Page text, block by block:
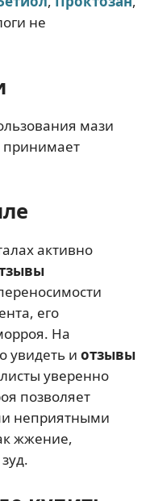
не
мази
принимает
активно
его
На
увидеть и отзывы
уверенно
позволяет
неприятными
жжение,